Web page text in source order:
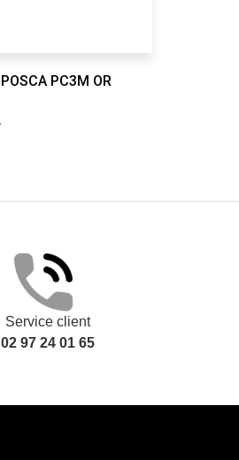
PC3M OR
Service client
02 97 24 01 65